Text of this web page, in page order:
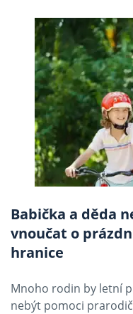
Babička a děda
vnoučat o
hranice
Mnoho rodin by letní
nebýt pomoci